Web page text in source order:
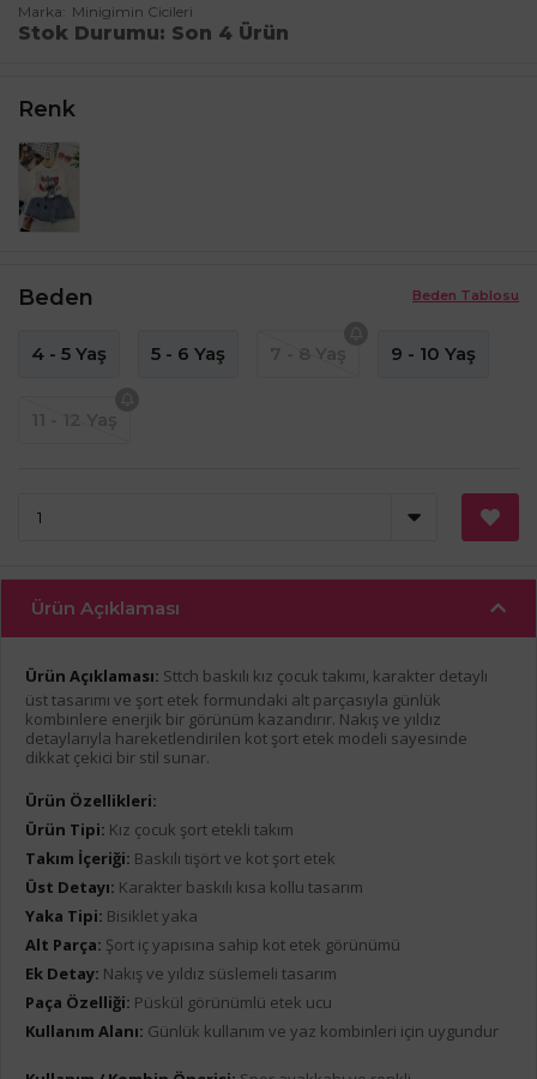
Marka
Minigimin Cicileri
Stok Durumu Son 4 Ürün
Renk
Beden Tablosu
Beden
4 - 5 Yaş 5 - 6 Yaş 9 - 10 Yaş
Ürün Açıklaması
Ürün Açıklaması: Sttch baskılı kız çocuk takımı, karakter detaylı
üst tasarımı ve şort etek formundaki alt parçasıyla günlük
kombinlere enerjik bir görünüm kazandırır. Nakış ve yıldız
detaylarıyla hareketlendirilen kot şort etek modeli sayesinde
dikkat çekici bir stil sunar.
Ürün Özellikleri:
Ürün Tipi: Kız çocuk şort etekli takım
Takım İçeriği: Baskılı tişört ve kot şort etek
Üst Detayı: Karakter baskılı kısa kollu tasarım
Yaka Tipi: Bisiklet yaka
Alt Parça: Şort iç yapısına sahip kot etek görünümü
Ek Detay: Nakış ve yıldız süslemeli tasarım
Paça Özelliği: Püskül görünümlü etek ucu
Kullanım Alanı: Günlük kullanım ve yaz kombinleri için uygundur